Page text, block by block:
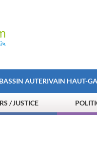
BASSIN AUTERIVAIN HAUT-
/ JUSTICE